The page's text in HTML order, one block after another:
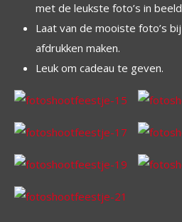
met de leukste foto’s in
Laat van de mooiste foto’s
afdrukken maken.
Leuk om cadeau te geven.